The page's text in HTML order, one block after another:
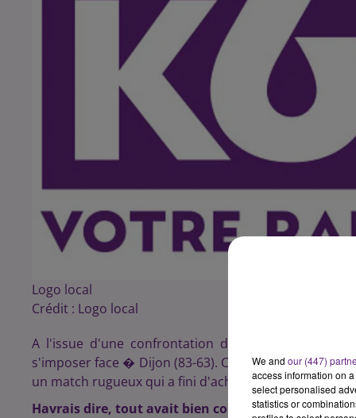
Logo local
Crédit : Logo local
A l'issue d'une confrontation disput�e sans
s'imposer face � Dijon (83-63). Cette lourde
un match rugueux qui a fini d'achever la Jeanne.
Havrais dire, tout avait bien commenc�
We and our (447)
access information on
select personalised
statistics or